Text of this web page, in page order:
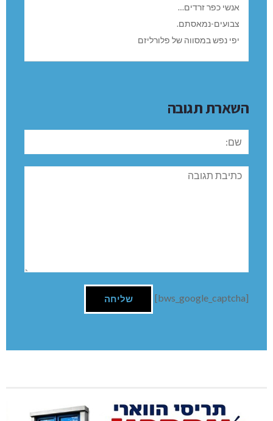
אנשי כפר זרדים…
צבועים-נמאסתם.
יפי נפש במסווה של פלורליזם
השארת תגובה
שם:
תגובה
[bws_google_captcha]